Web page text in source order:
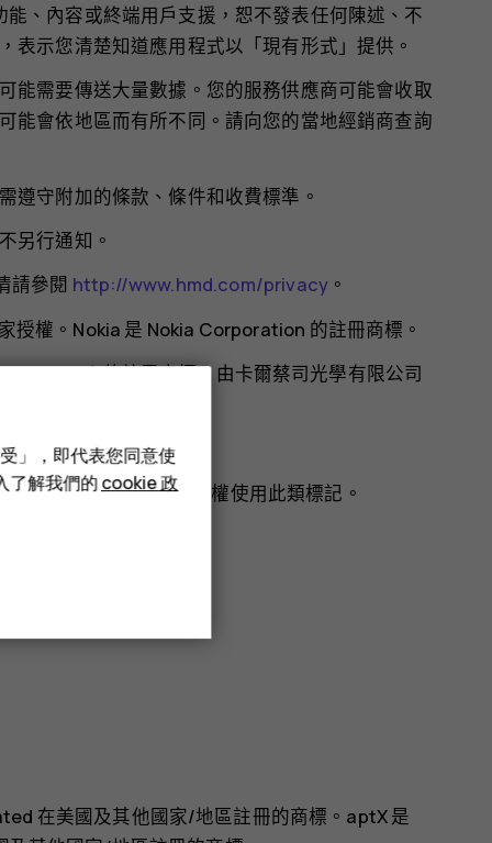
、內容或終端用戶支援，恕不發表任何陳述、不
表示您清楚知道應用程式以「現有形式」提供。
能需要傳送大量數據。您的服務供應商可能會收取
能會依地區而有所不同。請向您的當地經銷商查詢
遵守附加的條款、條件和收費標準。
另行通知。
請參閱 http://www.hmd.com/privacy 。
授權。Nokia 是 Nokia Corporation 的註冊商標。
Zeiss AG) 的註冊商標，由卡爾蔡司光學有限公司
LLC 的商標。
，HMD Global 係獲授權使用此類標記。
在美國及其他國家/地區註冊的商標。aptX 是
」，即代表您同意使
了解我們的cookie 政